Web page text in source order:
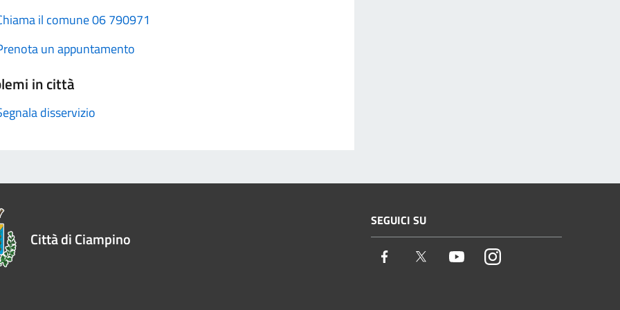
il comune 06 790971
un appuntamento
in città
disservizio
Città di Ciampino
SEGUICI SU
Facebook Twitter YoutubeInstagram